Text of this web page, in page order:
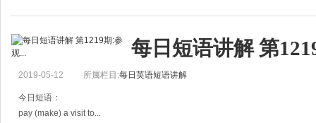
例句：
We came in view of the lake.
In view of his condition, I do not think that he should
每日短语讲解 第
2019-05-12 所属栏目:每日英语短语讲解
今日短语：
pay (make) a visit to...